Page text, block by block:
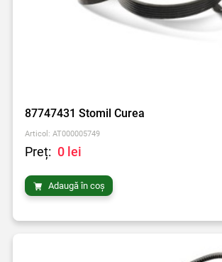
87747431 Stomil Curea
Articol: AT000005749
Preț: 0 lei
Adaugă în coș